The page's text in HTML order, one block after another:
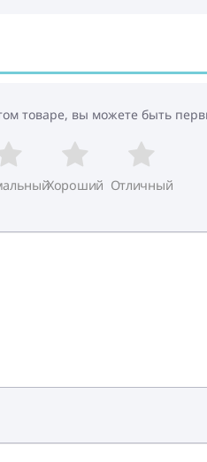
товаре, вы можете быть
Хороший Отличный